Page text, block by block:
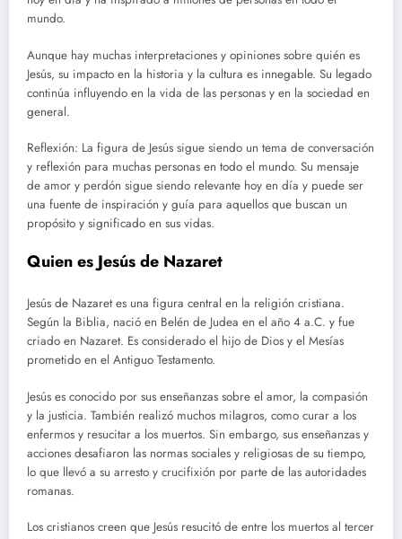
mundo.
Aunque hay muchas interpretaciones y opiniones sobre quién es
Jesús, su impacto en la historia y la cultura es innegable. Su legado
continúa influyendo en la vida de las personas y en la sociedad en
general.
Reflexión: La figura de Jesús sigue siendo un tema de conversación
y reflexión para muchas personas en todo el mundo. Su mensaje
de amor y perdón sigue siendo relevante hoy en día y puede ser
una fuente de inspiración y guía para aquellos que buscan un
propósito y significado en sus vidas.
Quien es Jesús de Nazaret
Jesús de Nazaret es una figura central en la religión cristiana.
Según la Biblia, nació en Belén de Judea en el año 4 a.C. y fue
criado en Nazaret. Es considerado el hijo de Dios y el Mesías
prometido en el Antiguo Testamento.
Jesús es conocido por sus enseñanzas sobre el amor, la compasión
y la justicia. También realizó muchos milagros, como curar a los
enfermos y resucitar a los muertos. Sin embargo, sus enseñanzas y
acciones desafiaron las normas sociales y religiosas de su tiempo,
lo que llevó a su arresto y crucifixión por parte de las autoridades
romanas.
Los cristianos creen que Jesús resucitó de entre los muertos al tercer